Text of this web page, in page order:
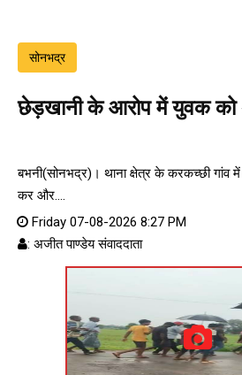
सोनभद्र
छेड़खानी के आरोप में युवक को
बभनी(सोनभद्र)। थाना क्षेत्र के करकच्छी गांव
कर और....
Friday 07-08-2026 8:27 PM
: अजीत पाण्डेय संवाददाता